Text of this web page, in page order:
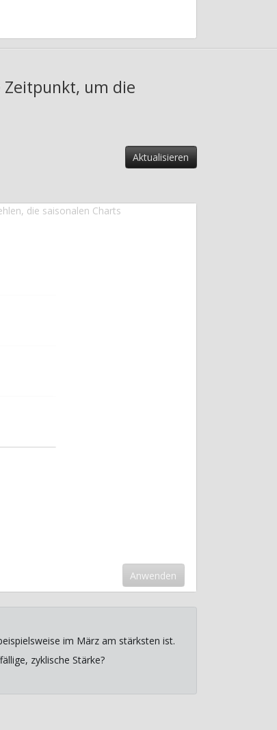
Zeitpunkt, um die
die saisonalen Charts
im März am stärksten ist.
zyklische Stärke?